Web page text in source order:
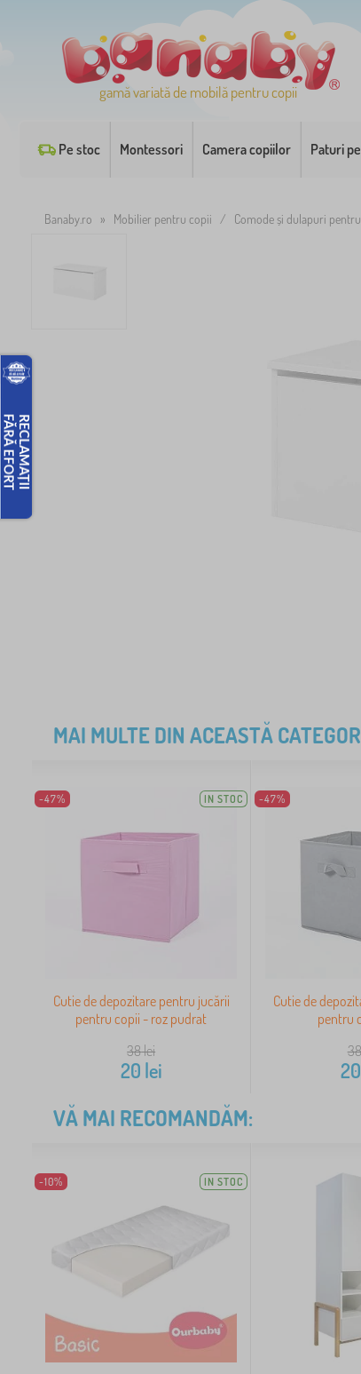
gamă variată de mobilă pentru copii
Pe stoc Montessori Camera copiilor Paturi
Banaby.ro » Mobilier pentru copii / Comode și dulapuri
MAI MULTE DIN ACEASTĂ
-47% IN STOC
Cutie de depozitare pentru jucării
pentru copii - roz pudrat
38lei
20 lei
-47%
Cutie de
pentru
38
20
VĂ MAI RECOMANDĂM:
-10% IN STOC